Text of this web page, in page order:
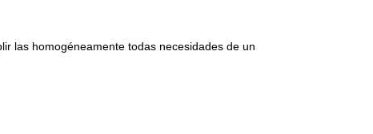
las homogéneamente todas necesidades de un